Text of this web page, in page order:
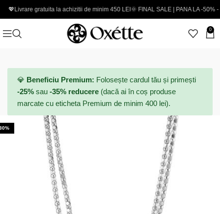
gratuita la achizitii de minim 450 LEI 🌞 FINAL SALE | PANA LA -50% - Coduri
0
💎 Beneficiu Premium: Folosește cardul tău și primești
-25% sau -35% reducere (dacă ai în coș produse
marcate cu eticheta Premium de minim 400 lei).